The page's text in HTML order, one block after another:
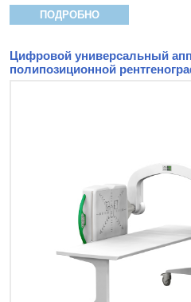
ПОДРОБНО
Цифровой универсальный
полипозиционной